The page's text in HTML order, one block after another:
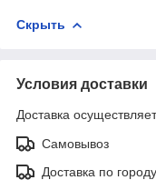
Скрыть
Условия доставки
Доставка
Самовывоз
Доставка по городу